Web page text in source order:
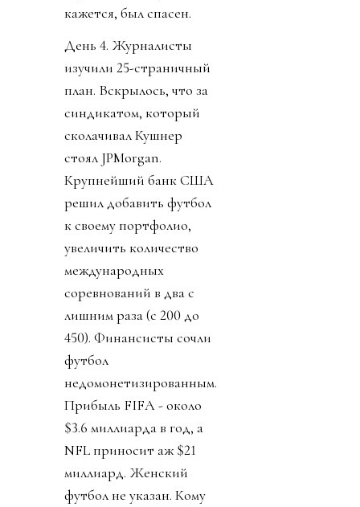
кажется, был спасен.
День 4. Журналисты
изучили 25-страничный
план. Вскрылось, что за
синдикатом, который
сколачивал Кушнер
стоял JPMorgan.
Крупнейший банк США
решил добавить футбол
к своему портфолио,
увеличить количество
международных
соревнований в два с
лишним раза (с 200 до
450). Финансисты сочли
футбол
недомонетизированным.
Прибыль FIFA - около
$3.6 миллиарда в год, а
NFL приносит аж $21
миллиард. Женский
футбол не указан. Кому